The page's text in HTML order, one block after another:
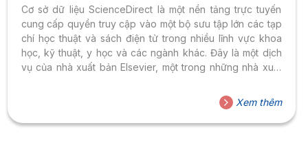
Cơ sở dữ liệu ScienceDirect là một nền tảng trực tuyến
cung cấp quyền truy cập vào một bộ sưu tập lớn các tạp
chí học thuật và sách điện tử trong nhiều lĩnh vực khoa
học, kỹ thuật, y học và các ngành khác. Đây là một dịch
vụ của nhà xuất bản Elsevier, một trong những nhà xuất
Xem thêm